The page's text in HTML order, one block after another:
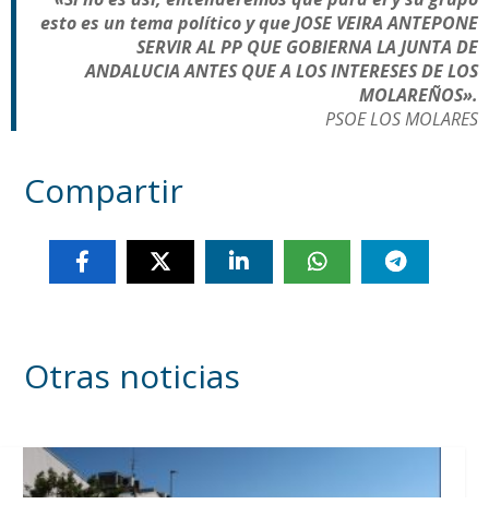
esto es un tema político y que JOSE VEIRA ANTEPONE
SERVIR AL PP QUE GOBIERNA LA JUNTA DE
ANDALUCIA ANTES QUE A LOS INTERESES DE LOS
MOLAREÑOS».
PSOE LOS MOLARES
Compartir
Otras noticias